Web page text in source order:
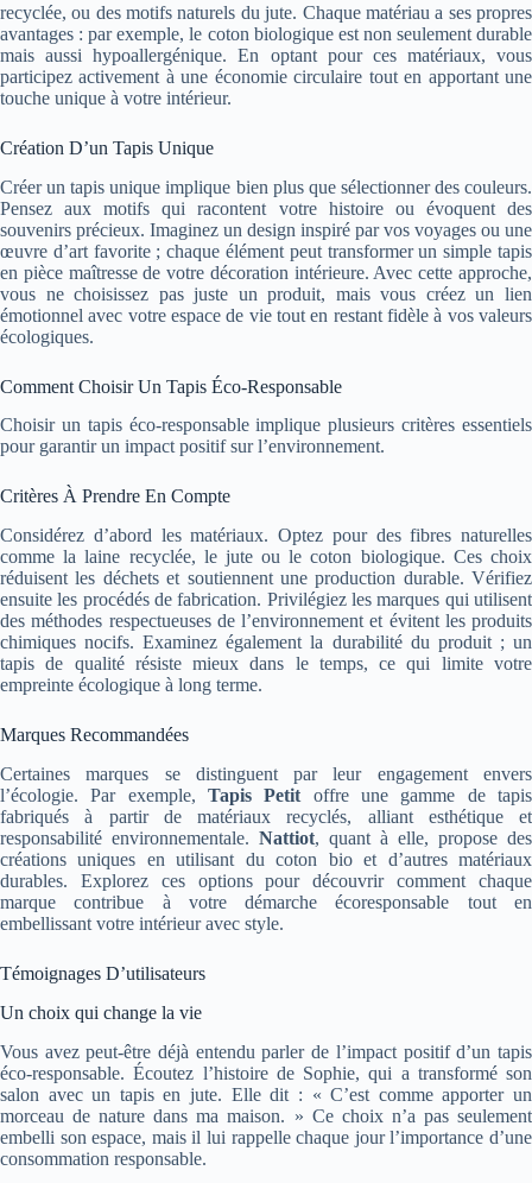
recyclée, ou des motifs naturels du jute. Chaque matériau a ses propres
avantages : par exemple, le coton biologique est non seulement durable
mais aussi hypoallergénique. En optant pour ces matériaux, vous
participez activement à une économie circulaire tout en apportant une
touche unique à votre intérieur.
Création D’un Tapis Unique
Créer un tapis unique implique bien plus que sélectionner des couleurs.
Pensez aux motifs qui racontent votre histoire ou évoquent des
souvenirs précieux. Imaginez un design inspiré par vos voyages ou une
œuvre d’art favorite ; chaque élément peut transformer un simple tapis
en pièce maîtresse de votre décoration intérieure. Avec cette approche,
vous ne choisissez pas juste un produit, mais vous créez un lien
émotionnel avec votre espace de vie tout en restant fidèle à vos valeurs
écologiques.
Comment Choisir Un Tapis Éco-Responsable
Choisir un tapis éco-responsable implique plusieurs critères essentiels
pour garantir un impact positif sur l’environnement.
Critères À Prendre En Compte
Considérez d’abord les matériaux. Optez pour des fibres naturelles
comme la laine recyclée, le jute ou le coton biologique. Ces choix
réduisent les déchets et soutiennent une production durable. Vérifiez
ensuite les procédés de fabrication. Privilégiez les marques qui utilisent
des méthodes respectueuses de l’environnement et évitent les produits
chimiques nocifs. Examinez également la durabilité du produit ; un
tapis de qualité résiste mieux dans le temps, ce qui limite votre
empreinte écologique à long terme.
Marques Recommandées
Certaines marques se distinguent par leur engagement envers
l’écologie. Par exemple, Tapis Petit offre une gamme de tapis
fabriqués à partir de matériaux recyclés, alliant esthétique et
responsabilité environnementale. Nattiot, quant à elle, propose des
créations uniques en utilisant du coton bio et d’autres matériaux
durables. Explorez ces options pour découvrir comment chaque
marque contribue à votre démarche écoresponsable tout en
embellissant votre intérieur avec style.
Témoignages D’utilisateurs
Un choix qui change la vie
Vous avez peut-être déjà entendu parler de l’impact positif d’un tapis
éco-responsable. Écoutez l’histoire de Sophie, qui a transformé son
salon avec un tapis en jute. Elle dit : « C’est comme apporter un
morceau de nature dans ma maison. » Ce choix n’a pas seulement
embelli son espace, mais il lui rappelle chaque jour l’importance d’une
consommation responsable.